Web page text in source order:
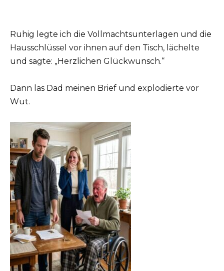
Ruhig legte ich die Vollmachtsunterlagen und die
Hausschlüssel vor ihnen auf den Tisch, lächelte
und sagte: „Herzlichen Glückwunsch.“
Dann las Dad meinen Brief und explodierte vor
Wut.